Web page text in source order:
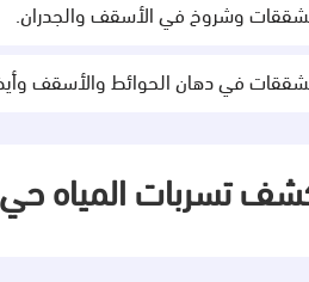
وشروخ في الأسقف والجدران.
في دهان الحوائط والأسقف
تسربات المياه